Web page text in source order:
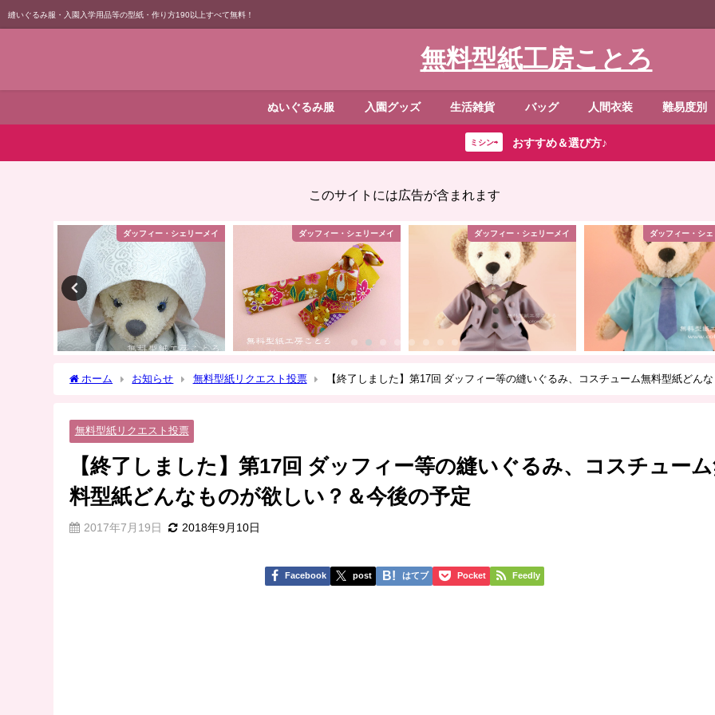
縫いぐるみ服・入園入学用品等の型紙・作り方190以上すべて無料！
無料型紙工房ことろ
ぬいぐるみ服 入園グッズ 生活雑貨 バッグ 人間衣装 難易度別
ミシン⇨ おすすめ＆選び方♪
このサイトには広告が含まれます
ダッフィー・シェリーメイ ダッフィー・シェリーメイ ダッフィー・シェリーメイ 手さ
ホーム お知らせ 無料型紙リクエスト投票
【終了しました】第17回 ダッフィー等の縫いぐるみ、コスチューム無料型紙どん
無料型紙リクエスト投票
【終了しました】第17回 ダッフィー等の縫いぐるみ、コスチュー
料型紙どんなものが欲しい？＆今後の予定
2017年7月19日 2018年9月10日
Facebook post はてブ Pocket Feedly